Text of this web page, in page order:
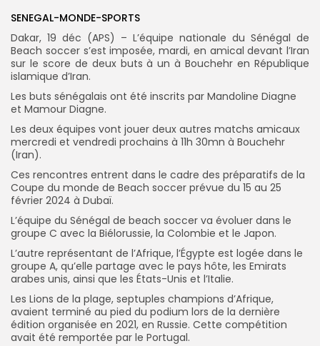
SENEGAL-MONDE-SPORTS
Dakar, 19 déc (APS) – L’équipe nationale du Sénégal de
Beach soccer s’est imposée, mardi, en amical devant l’Iran
sur le score de deux buts à un à Bouchehr en République
islamique d’Iran.
Les buts sénégalais ont été inscrits par Mandoline Diagne
et Mamour Diagne.
Les deux équipes vont jouer deux autres matchs amicaux
mercredi et vendredi prochains à 11h 30mn à Bouchehr
(Iran).
Ces rencontres entrent dans le cadre des préparatifs de la
Coupe du monde de Beach soccer prévue du 15 au 25
février 2024 à Dubaï.
L’équipe du Sénégal de beach soccer va évoluer dans le
groupe C avec la Biélorussie, la Colombie et le Japon.
L’autre représentant de l’Afrique, l’Égypte est logée dans le
groupe A, qu’elle partage avec le pays hôte, les Emirats
arabes unis, ainsi que les États-Unis et l’Italie.
Les Lions de la plage, septuples champions d’Afrique,
avaient terminé au pied du podium lors de la dernière
édition organisée en 2021, en Russie. Cette compétition
avait été remportée par le Portugal.